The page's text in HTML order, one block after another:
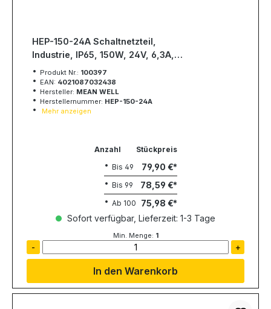
HEP-150-24A Schaltnetzteil,
Industrie, IP65, 150W, 24V, 6,3A,
MEAN WELL
Produkt Nr.: 100397
EAN: 4021087032438
Hersteller: MEAN WELL
Herstellernummer: HEP-150-24A
Mehr anzeigen
Anzahl
Stückpreis
Bis 49 79,90 €
Bis 99 78,59 €
Ab 100
75,98 €
Sofort verfügbar, Lieferzeit: 1-3 Tage
Min. Menge: 1
- +
In den Warenkorb